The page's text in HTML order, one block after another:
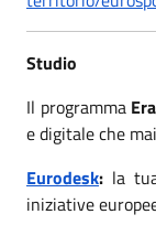
Studio
Il programma
e digitale che
Eurodesk: la
iniziative